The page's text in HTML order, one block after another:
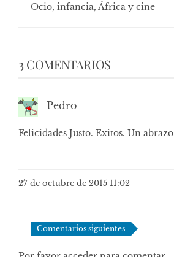
Ocio, infancia, África y cine
3 COMENTARIOS
Pedro
Felicidades Justo. Exitos. Un
27 de octubre de 2015 11:02
Navegación
de
Comentarios siguientes